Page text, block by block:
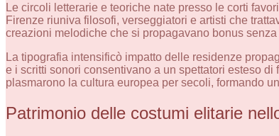
Le circoli letterarie e teoriche nate presso le corti
Firenze riuniva filosofi, verseggiatori e artisti che
creazioni melodiche che si propagavano bonus
La tipografia intensificò impatto delle residenze
e i scritti sonori consentivano a un spettatori esteso
plasmarono la cultura europea per secoli, formando
Patrimonio delle costumi elitarie